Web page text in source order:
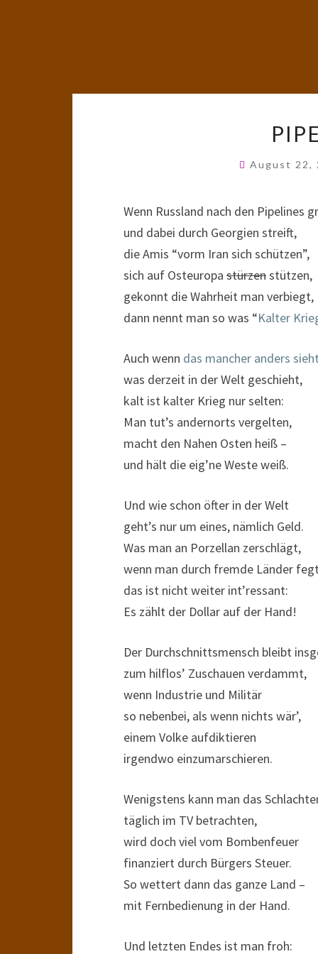
August 22,
Wenn Russland nach den Pipelines
und dabei durch Georgien streift,
die Amis “vorm Iran sich schützen”,
sich auf Osteuropa stürzenstützen,
gekonnt die Wahrheit man verbiegt,
dann nennt man so was “Kalter
Auch wenn das mancher anders sieht
was derzeit in der Welt geschieht,
kalt ist kalter Krieg nur selten:
Man tut’s andernorts vergelten,
macht den Nahen Osten heiß –
und hält die eig’ne Weste weiß.
Und wie schon öfter in der Welt
geht’s nur um eines, nämlich Geld.
Was man an Porzellan zerschlägt,
wenn man durch fremde Länder
das ist nicht weiter int’ressant:
Es zählt der Dollar auf der Hand!
Der Durchschnittsmensch bleibt
zum hilflos’ Zuschauen verdammt,
wenn Industrie und Militär
so nebenbei, als wenn nichts wär’,
einem Volke aufdiktieren
irgendwo einzumarschieren.
Wenigstens kann man das
täglich im TV betrachten,
wird doch viel vom Bombenfeuer
finanziert durch Bürgers Steuer.
So wettert dann das ganze Land –
mit Fernbedienung in der Hand.
Und letzten Endes ist man froh: